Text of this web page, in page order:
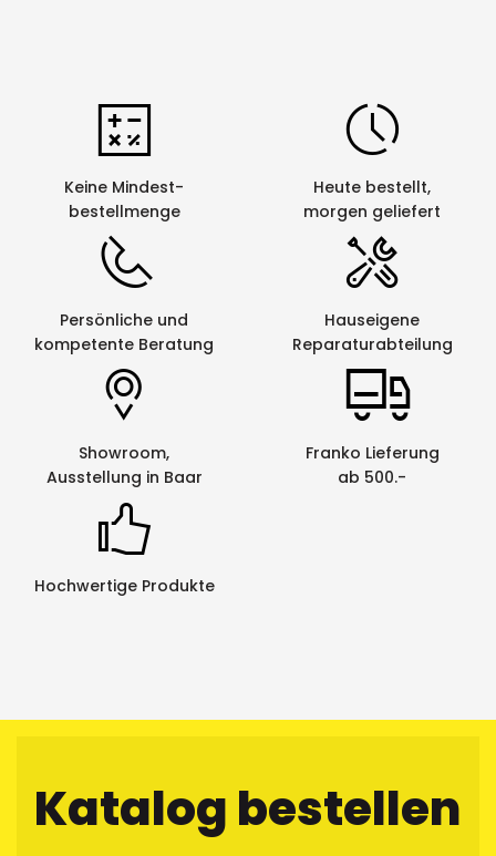
Keine Mindest-
bestellmenge
Heute bestellt,
morgen geliefert
Persönliche und
kompetente Beratung
Hauseigene
Reparaturabteilung
Showroom,
Ausstellung in Baar
Franko Lieferung
ab 500.-
Hochwertige Produkte
Katalog bestellen